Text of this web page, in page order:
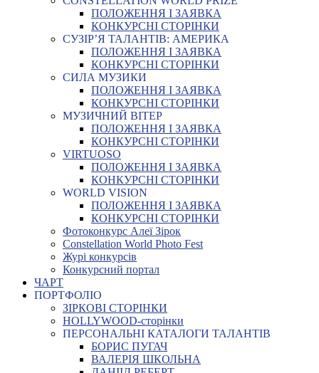
ПОЛОЖЕННЯ І ЗАЯВКА
КОНКУРСНІ СТОРІНКИ
СУЗІР’Я ТАЛАНТІВ: АМЕРИКА
ПОЛОЖЕННЯ І ЗАЯВКА
КОНКУРСНІ СТОРІНКИ
СИЛА МУЗИКИ
ПОЛОЖЕННЯ І ЗАЯВКА
КОНКУРСНІ СТОРІНКИ
МУЗИЧНИЙ ВІТЕР
ПОЛОЖЕННЯ І ЗАЯВКА
КОНКУРСНІ СТОРІНКИ
VIRTUOSO
ПОЛОЖЕННЯ І ЗАЯВКА
КОНКУРСНІ СТОРІНКИ
WORLD VISION
ПОЛОЖЕННЯ І ЗАЯВКА
КОНКУРСНІ СТОРІНКИ
Фотоконкурс Алеї Зірок
Constellation World Photo Fest
Журі конкурсів
Конкурсний портал
ЧАРТ
ПОРТФОЛІО
ЗІРКОВІ СТОРІНКИ
HOLLYWOOD-сторінки
ПЕРСОНАЛЬНІ КАТАЛОГИ ТАЛАНТІВ
БОРИС ПУГАЧ
ВАЛЕРІЯ ШКОЛЬНА